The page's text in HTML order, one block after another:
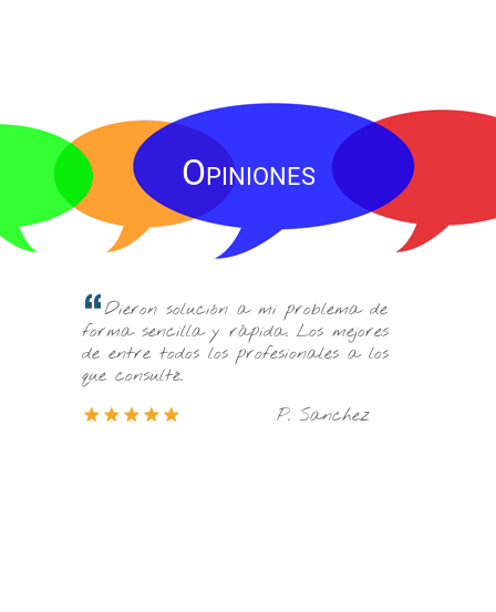
Opiniones
problema de
Los mejores
a los
P. Sanchez
Son los mejores de Villajoyosa. Casi
todo el mundo los conoce y da muy
buenas referencias de ellos. En mi caso
particular fue todo perfecto!!